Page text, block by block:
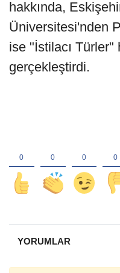
hakkında,
Üniversitesi'nden
ise "İstilacı Türler"
gerçekleştirdi.
YORUMLAR